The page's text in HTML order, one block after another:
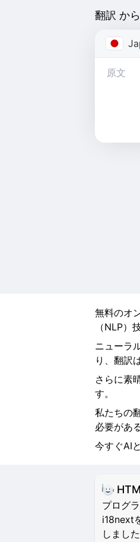
翻訳 か
無料のオ
（NLP）
ニューラ
り、翻訳
さらに素
す。
私たちの
必要があ
今すぐAI
プログ
i18next
しまし